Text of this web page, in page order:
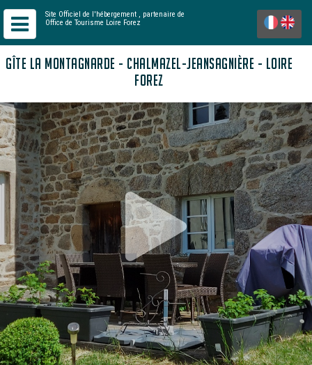
Site Officiel de l'hébergement , partenaire de
Office de Tourisme Loire Forez
GÎTE LA MONTAGNARDE - CHALMAZEL-JEANSAGNIÈRE - LOIRE
FOREZ